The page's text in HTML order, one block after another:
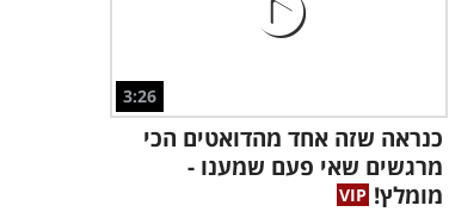
אהבות שכאלה: צפו במופע
מחווה מרגש עם מיטב שירי
1:11:34
מופע המחווה הנוסטלגי הזה
מוקדש לאחת מגדולות
התרבות העברית...
3:26
כנראה שזה אחד מהדואטים הכי
מרגשים שאי פעם שמענו -
מומלץ!